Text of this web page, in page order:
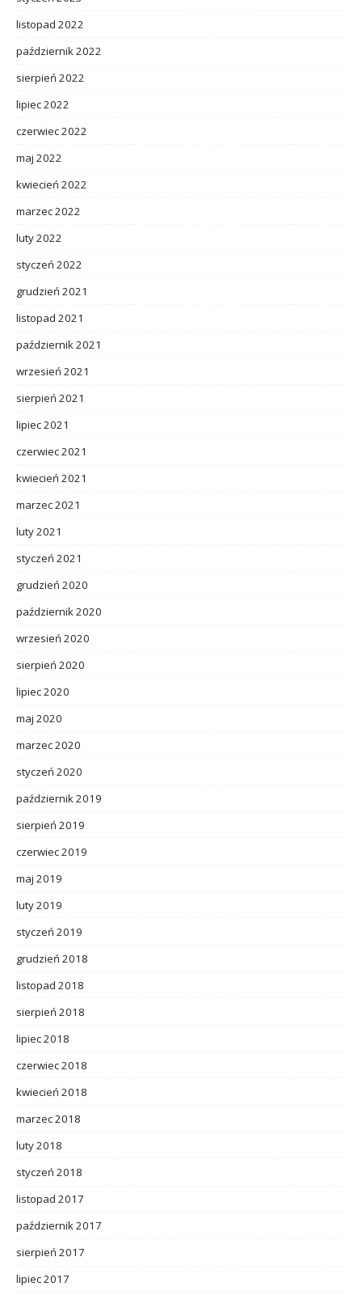
listopad 2022
październik 2022
sierpień 2022
lipiec 2022
czerwiec 2022
maj 2022
kwiecień 2022
marzec 2022
luty 2022
styczeń 2022
grudzień 2021
listopad 2021
październik 2021
wrzesień 2021
sierpień 2021
lipiec 2021
czerwiec 2021
kwiecień 2021
marzec 2021
luty 2021
styczeń 2021
grudzień 2020
październik 2020
wrzesień 2020
sierpień 2020
lipiec 2020
maj 2020
marzec 2020
styczeń 2020
październik 2019
sierpień 2019
czerwiec 2019
maj 2019
luty 2019
styczeń 2019
grudzień 2018
listopad 2018
sierpień 2018
lipiec 2018
czerwiec 2018
kwiecień 2018
marzec 2018
luty 2018
styczeń 2018
listopad 2017
październik 2017
sierpień 2017
lipiec 2017